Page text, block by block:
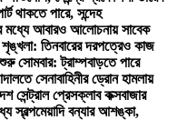
থাকতে পারে, সন্দেহ
মধ্যে আবারও আলোচনায় সাবেক
তিনবারের দরপত্রেও কাজ
সোমবার: ট্রাম্পবাড়তে পারে
সেনাবাহিনীর ড্রোন হামলায়
সেন্ট্রাল প্রেসক্লাব কক্সবাজার
স্বল্পমেয়াদি বন্যার আশঙ্কা,